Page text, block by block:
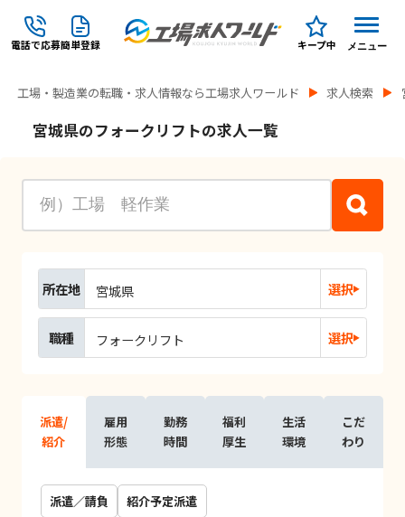
電話で応募簡単登録 キープ中 メニュー
工場・製造業の転職・求人情報なら工場求人ワールド 求人検索
宮城県のフォークリフトの求人一覧
所在地 宮城県 選択
職種 フォークリフト 選択
派遣/
紹介
雇用
形態
勤務
時間
福利
厚生
生活
環境
こだ
わり
派遣／請負 紹介予定派遣